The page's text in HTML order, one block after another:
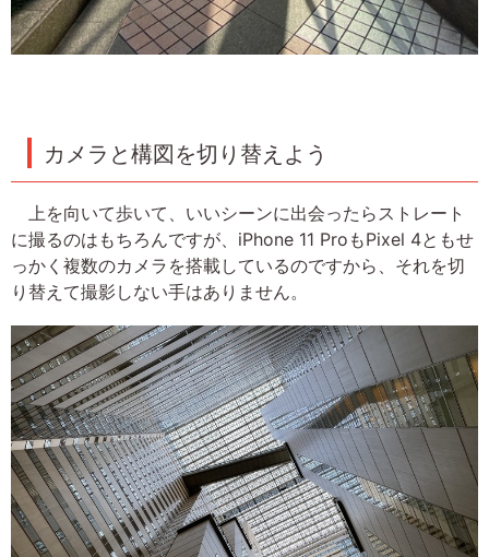
カメラと構図を切り替えよう
上を向いて歩いて、いいシーンに出会ったらストレート
に撮るのはもちろんですが、iPhone 11 ProもPixel 4ともせ
っかく複数のカメラを搭載しているのですから、それを切
り替えて撮影しない手はありません。